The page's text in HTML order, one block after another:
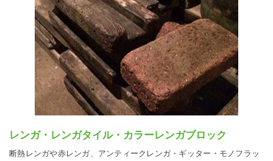
レンガ・レンガタイル・カラーレンガブロック
断熱レンガや赤レンガ、アンティークレンガ・ギッター・モノフラッ